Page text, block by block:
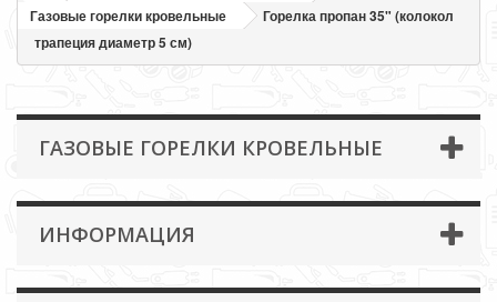
Газовые горелки кровельные
Горелка пропан 35" (колокол
трапеция диаметр 5 см)
ГАЗОВЫЕ ГОРЕЛКИ КРОВЕЛЬНЫЕ
ИНФОРМАЦИЯ